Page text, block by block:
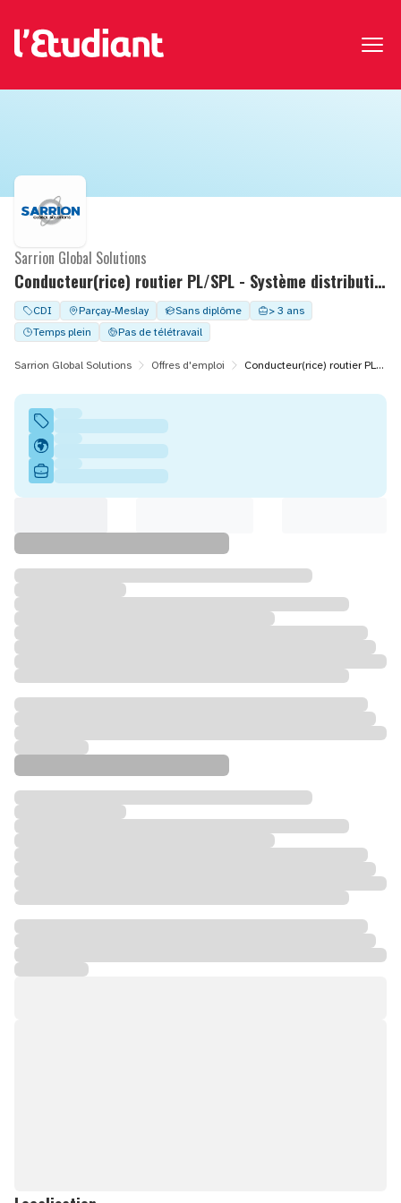
Conducteur(rice) routier PL/SPL - Système distribution palette
Sarrion Global Solutions
CDI Parçay-Meslay Sans diplôme
> 3 ans
Temps plein
Pas de télétravail
Sarrion Global Solutions Offres d'emploi Conducteur(rice) routier PL/SPL - Système distribution palette